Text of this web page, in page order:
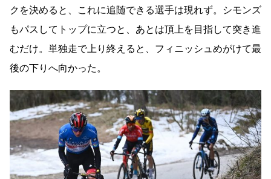
クを決めると、これに追随できる選手は現れず。シモンズ
もパスしてトップに立つと、あとは頂上を目指して突き進
むだけ。単独走で上り終えると、フィニッシュめがけて最
後の下りへ向かった。